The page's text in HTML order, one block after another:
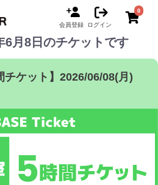
会員登録 ログイン
0
6月8日のチケットです
チケット】2026/06/08(月)